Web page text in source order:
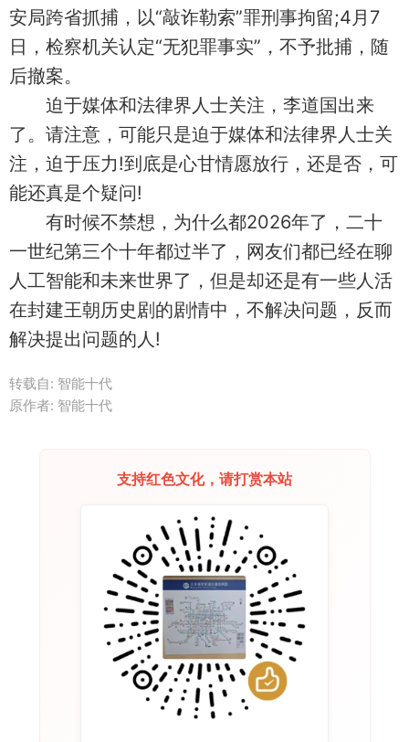
安局跨省抓捕，以“敲诈勒索”罪刑事拘留;4月7
日，检察机关认定“无犯罪事实”，不予批捕，随
后撤案‌‌。
迫于媒体和法律界人士关注，李道国出来
了。请注意，可能只是迫于媒体和法律界人士关
注，迫于压力!到底是心甘情愿放行，还是否，可
能还真是个疑问!
有时候不禁想，为什么都2026年了，二十
一世纪第三个十年都过半了，网友们都已经在聊
人工智能和未来世界了，但是却还是有一些人活
在封建王朝历史剧的剧情中，不解决问题，反而
解决提出问题的人!
转载自: 智能十代
原作者: 智能十代
支持红色文化，请打赏本站